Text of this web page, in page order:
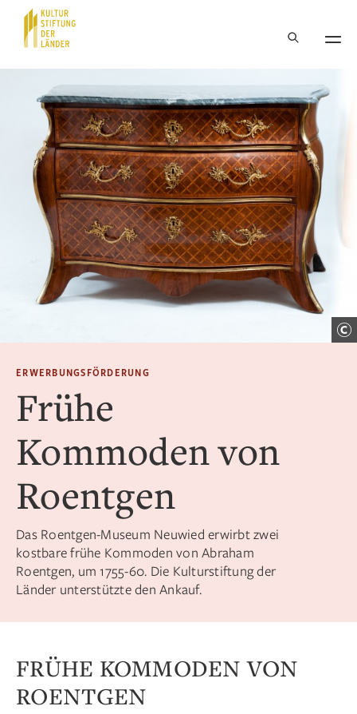
Hauptnavigation
ERWERBUNGSFÖRDERUNG
Frühe
Kommoden von
Roentgen
Das Roentgen-Museum Neuwied erwirbt zwei
kostbare frühe Kommoden von Abraham
Roentgen, um 1755-60. Die Kulturstiftung der
Länder unterstützte den Ankauf.
FRÜHE KOMMODEN VON
ROENTGEN